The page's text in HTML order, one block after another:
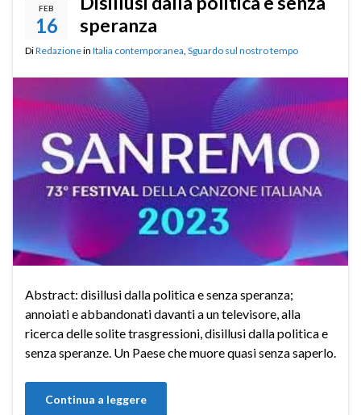
FEB
16
speranza
DiRedazionein Italia contemporanea, Sguardo sul nostro tempo
Abstract: disillusi dalla politica e senza speranza;
annoiati e abbandonati davanti a un televisore, alla
ricerca delle solite trasgressioni, disillusi dalla politica e
senza speranze. Un Paese che muore quasi senza saperlo.
Continua a leggere